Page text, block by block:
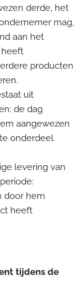
derde, het
mag,
aan het
heeft
producten
uit
de dag
aangewezen
onderdeel
levering van
door hem
heeft
tijdens de